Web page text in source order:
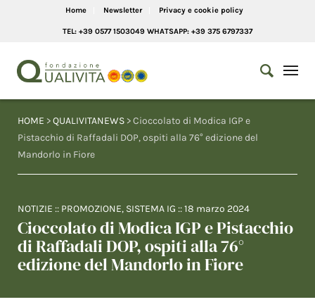
Home Newsletter Privacy e cookie policy
TEL: +39 0577 1503049 WHATSAPP: +39 375 6797337
HOME >QUALIVITANEWS > Cioccolato di Modica IGP e
Pistacchio di Raffadali DOP, ospiti alla 76° edizione del
Mandorlo in Fiore
NOTIZIE :: PROMOZIONE, SISTEMA IG ::18 marzo 2024
Cioccolato di Modica IGP e Pistacchio
di Raffadali DOP, ospiti alla 76°
edizione del Mandorlo in Fiore